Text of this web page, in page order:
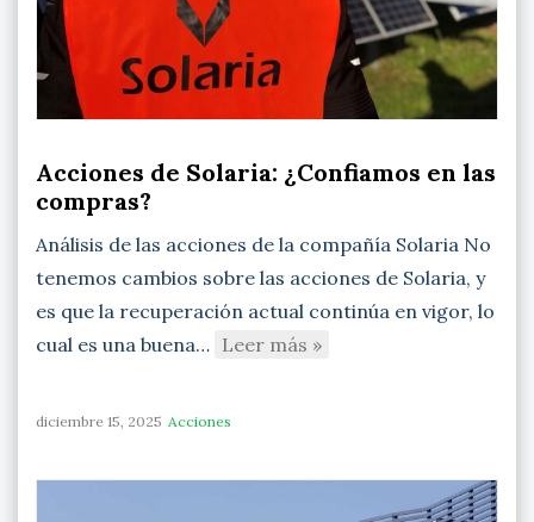
Acciones de Solaria: ¿Confiamos en las
compras?
Análisis de las acciones de la compañía Solaria No
tenemos cambios sobre las acciones de Solaria, y
es que la recuperación actual continúa en vigor, lo
cual es una buena… Leer más »
diciembre 15, 2025 Acciones